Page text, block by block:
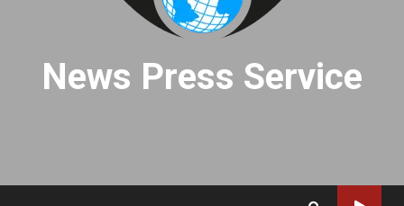
News Press Service